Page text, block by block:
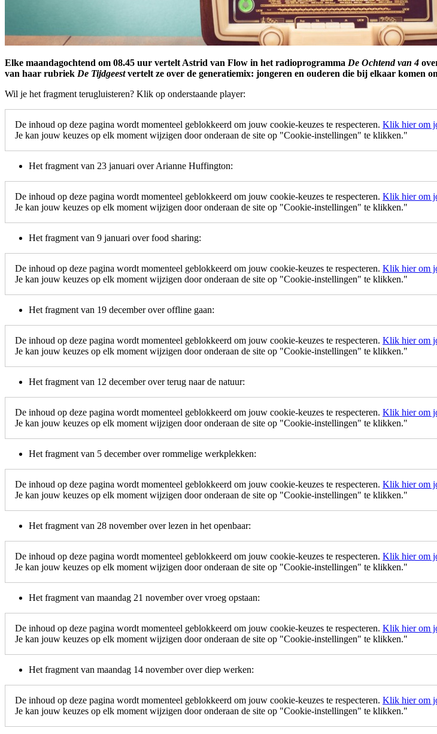
Elke maandagochtend om 08.45 uur vertelt Astrid van Flow in het radioprogramma De Ochtend van 4
van haar rubriek De Tijdgeestvertelt ze over de generatiemix: jongeren en ouderen die bij elkaar komen
Wil je het fragment terugluisteren? Klik op onderstaande player:
De inhoud op deze pagina wordt momenteel geblokkeerd om jouw cookie-keuzes te respecteren. Klik hier om
Je kan jouw keuzes op elk moment wijzigen door onderaan de site op "Cookie-instellingen" te klikken."
Het fragment van 23 januari over Arianne Huffington:
De inhoud op deze pagina wordt momenteel geblokkeerd om jouw cookie-keuzes te respecteren. Klik hier om
Je kan jouw keuzes op elk moment wijzigen door onderaan de site op "Cookie-instellingen" te klikken."
Het fragment van 9 januari over food sharing:
De inhoud op deze pagina wordt momenteel geblokkeerd om jouw cookie-keuzes te respecteren. Klik hier om
Je kan jouw keuzes op elk moment wijzigen door onderaan de site op "Cookie-instellingen" te klikken."
Het fragment van 19 december over offline gaan:
De inhoud op deze pagina wordt momenteel geblokkeerd om jouw cookie-keuzes te respecteren. Klik hier om
Je kan jouw keuzes op elk moment wijzigen door onderaan de site op "Cookie-instellingen" te klikken."
Het fragment van 12 december over terug naar de natuur:
De inhoud op deze pagina wordt momenteel geblokkeerd om jouw cookie-keuzes te respecteren. Klik hier om
Je kan jouw keuzes op elk moment wijzigen door onderaan de site op "Cookie-instellingen" te klikken."
Het fragment van 5 december over rommelige werkplekken:
De inhoud op deze pagina wordt momenteel geblokkeerd om jouw cookie-keuzes te respecteren. Klik hier om
Je kan jouw keuzes op elk moment wijzigen door onderaan de site op "Cookie-instellingen" te klikken."
Het fragment van 28 november over lezen in het openbaar:
De inhoud op deze pagina wordt momenteel geblokkeerd om jouw cookie-keuzes te respecteren. Klik hier om
Je kan jouw keuzes op elk moment wijzigen door onderaan de site op "Cookie-instellingen" te klikken."
Het fragment van maandag 21 november over vroeg opstaan:
De inhoud op deze pagina wordt momenteel geblokkeerd om jouw cookie-keuzes te respecteren. Klik hier om
Je kan jouw keuzes op elk moment wijzigen door onderaan de site op "Cookie-instellingen" te klikken."
Het fragment van maandag 14 november over diep werken:
De inhoud op deze pagina wordt momenteel geblokkeerd om jouw cookie-keuzes te respecteren. Klik hier om
Je kan jouw keuzes op elk moment wijzigen door onderaan de site op "Cookie-instellingen" te klikken."